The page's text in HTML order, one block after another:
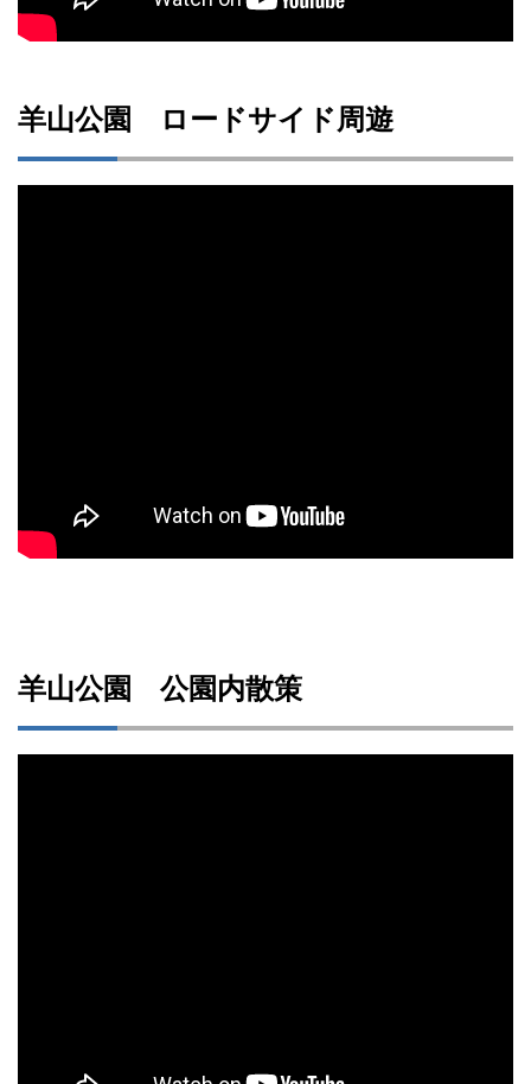
羊山公園 ロードサイド周遊
羊山公園 公園内散策